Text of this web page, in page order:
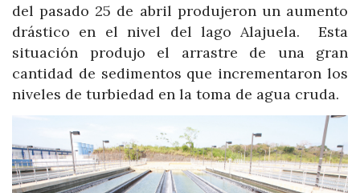
del pasado 25 de abril produjeron un aumento
drástico en el nivel del lago Alajuela. Esta
situación produjo el arrastre de una gran
cantidad de sedimentos que incrementaron los
niveles de turbiedad en la toma de agua cruda.